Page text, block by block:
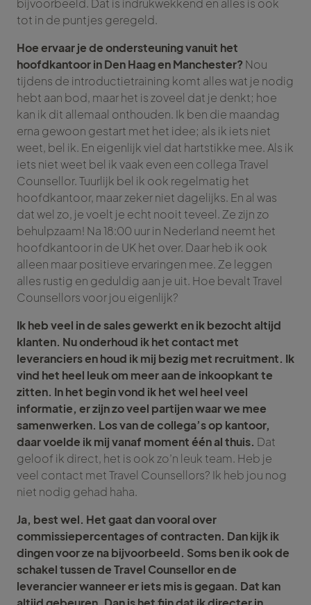
bijvoorbeeld. Dat is indrukwekkend en alles is ook
tot in de puntjes geregeld.
Hoe ervaar je de ondersteuning vanuit het
hoofdkantoor in Den Haag en Manchester? Nou
tijdens de introductietraining komt alles wat je nodig
hebt aan bod, maar het is zoveel dat je denkt; hoe
kan ik dit allemaal onthouden. Ik ben die maandag
erna gewoon gestart met het idee; als ik iets niet
weet, bel ik. En eigenlijk viel dat hartstikke mee. Als ik
iets niet weet bel ik vaak even een collega Travel
Counsellor. Tuurlijk bel ik ook regelmatig het
hoofdkantoor, maar zeker niet dagelijks. En al was
dat wel zo, je voelt je echt nooit teveel. Ze zijn zo
behulpzaam! Na 18:00 uur in Nederland neemt het
hoofdkantoor in de UK het over. Daar heb ik ook
alleen maar positieve ervaringen mee. Ze leggen
alles rustig en geduldig aan je uit. Hoe bevalt Travel
Counsellors voor jou eigenlijk?
Ik heb veel in de sales gewerkt en ik bezocht altijd
klanten. Nu onderhoud ik het contact met
leveranciers en houd ik mij bezig met recruitment. Ik
vind het heel leuk om meer aan de inkoopkant te
zitten. In het begin vond ik het wel heel veel
informatie, er zijn zo veel partijen waar we mee
samenwerken. Los van de collega’s op kantoor,
daar voelde ik mij vanaf moment één al thuis. Dat
geloof ik direct, het is ook zo’n leuk team. Heb je
veel contact met Travel Counsellors? Ik heb jou nog
niet nodig gehad haha.
Ja, best wel. Het gaat dan vooral over
commissiepercentages of contracten. Dan kijk ik
dingen voor ze na bijvoorbeeld. Soms ben ik ook de
schakel tussen de Travel Counsellor en de
leverancier wanneer er iets mis is gegaan. Dat kan